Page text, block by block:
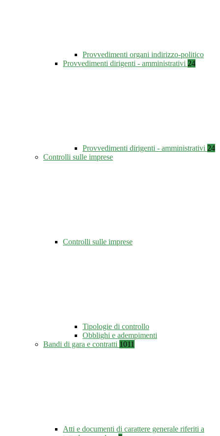
Provvedimenti organi indirizzo-politico
Provvedimenti dirigenti - amministrativi 24
Provvedimenti dirigenti - amministrativi 24
Controlli sulle imprese
Controlli sulle imprese
Tipologie di controllo
Obblighi e adempimenti
Bandi di gara e contratti 1011
Atti e documenti di carattere generale riferiti a